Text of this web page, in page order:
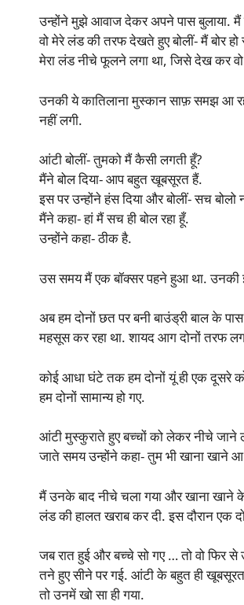
उन्होंने मुझे आवाज देकर अपने पास
वो मेरे लंड की तरफ देखते हुए बोलीं- मैं बोर हो
मेरा लंड नीचे फूलने लगा था, जिसे देख कर
उनकी ये कातिलाना मुस्कान साफ़ समझ आ
नहीं लगी.
आंटी बोलीं- तुमको मैं कैसी लगती हूँ?
मैंने बोल दिया- आप बहुत खूबसूरत हैं.
इस पर उन्होंने हंस दिया और बोलीं- सच बोलो
मैंने कहा- हां मैं सच ही बोल रहा हूँ.
उन्होंने कहा- ठीक है.
उस समय मैं एक बॉक्सर पहने हुआ था. उनकी
अब हम दोनों छत पर बनी बाउंड्री बाल के
महसूस कर रहा था. शायद आग दोनों तरफ लग
कोई आधा घंटे तक हम दोनों यूं ही एक दूसरे
हम दोनों सामान्य हो गए.
आंटी मुस्कुराते हुए बच्चों को लेकर नीचे जाने
जाते समय उन्होंने कहा- तुम भी खाना खाने
मैं उनके बाद नीचे चला गया और खाना
लंड की हालत खराब कर दी. इस दौरान एक
जब रात हुई और बच्चे सो गए … तो वो फिर
तने हुए सीने पर गई. आंटी के बहुत ही
तो उनमें खो सा ही गया.